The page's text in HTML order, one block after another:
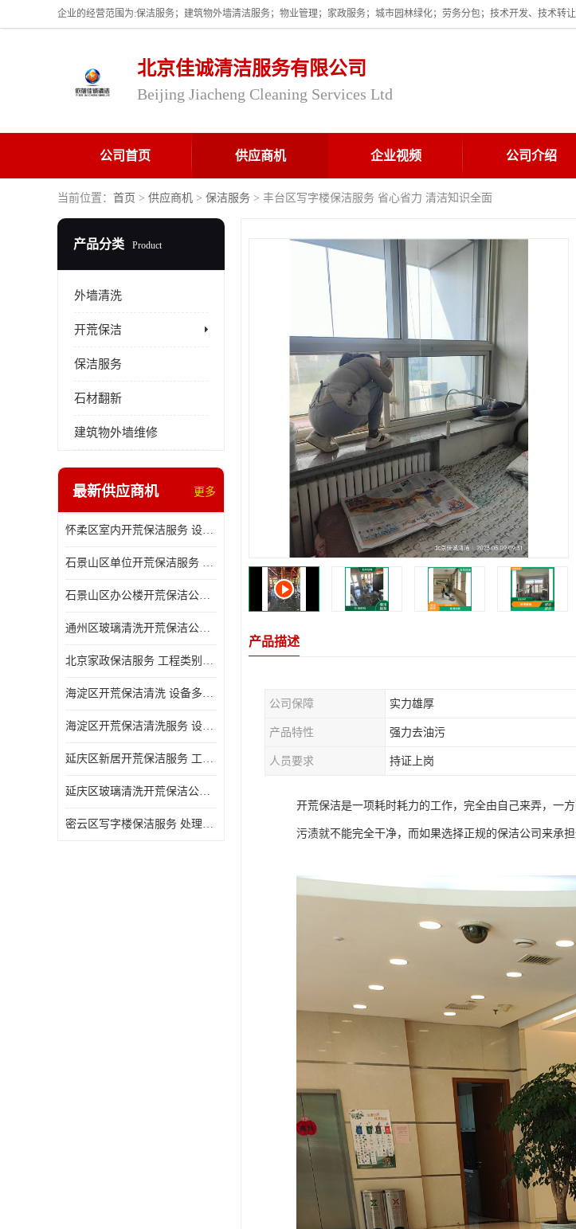
北京佳诚清洁服务有限公司
Beijing Jiacheng Cleaning Services Ltd
公司首页 供应商机 企业视频 公司介绍
当前位置： 首页 > 供应商机 > 保洁服务 > 丰台区写字楼保洁服务 省心省力 清洁知识全面
产品分类 Product
外墙清洗
开荒保洁
保洁服务
石材翻新
建筑物外墙维修
最新供应商机 更多
怀柔区室内开荒保洁服务 设备多样 减轻日后打理工作
石景山区单位开荒保洁服务 省心省力 便于人员尽快入住
石景山区办公楼开荒保洁公司 设备多样 清洁知识全面
通州区玻璃清洗开荒保洁公司电话 省心省力 有效消除隐患
北京家政保洁服务 工程类别多 有效消除隐患
海淀区开荒保洁清洗 设备多样 避免会留下卫生死角
海淀区开荒保洁清洗服务 设备多样 清洁知识全面
延庆区新居开荒保洁服务 工程类别多 避免会留下卫生死角
延庆区玻璃清洗开荒保洁公司电话 处理细致 清洁知识全面
密云区写字楼保洁服务 处理细致 避免会留下卫生死角
产品描述
公司保障 实力雄厚
产品特性 强力去油污
人员要求 持证上岗
开荒保洁是一项耗时耗力的工作，完全由自己来弄，一
污渍就不能完全干净，而如果选择正规的保洁公司来承